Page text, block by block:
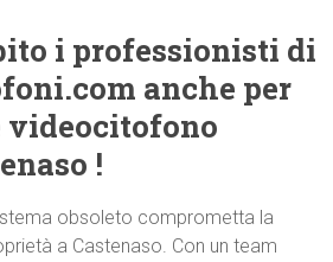
i professionisti di
anche per
videocitofono
!
obsoleto comprometta la
a Castenaso. Con un team